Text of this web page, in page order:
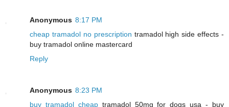
Anonymous 8:17 PM
cheap tramadol no prescription tramadol high side effects -
buy tramadol online mastercard
Reply
Anonymous 8:23 PM
buy tramadol cheaptramadol 50mg for dogs usa - buy